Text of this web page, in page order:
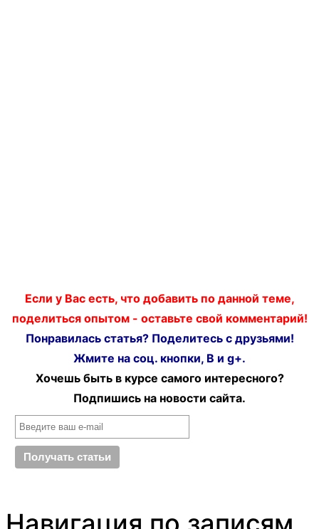
Если у Вас есть, что добавить по данной теме,
поделиться опытом - оставьте свой комментарий!
Понравилась статья? Поделитесь с друзьями!
Жмите на соц. кнопки, В и g+.
Хочешь быть в курсе самого интересного?
Подпишись на новости сайта.